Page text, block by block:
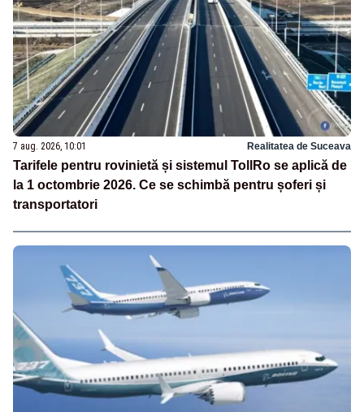
7 aug. 2026, 10:01 Realitatea de Suceava
Tarifele pentru rovinietă și sistemul TollRo se aplică de
la 1 octombrie 2026. Ce se schimbă pentru șoferi și
transportatori